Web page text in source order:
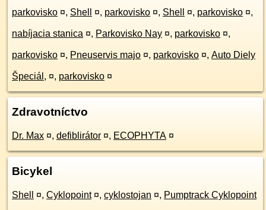
parkovisko ¤, Shell ¤, parkovisko ¤, Shell ¤, parkovisko ¤,
nabíjacia stanica ¤, Parkovisko Nay ¤, parkovisko ¤,
parkovisko ¤, Pneuservis majo ¤, parkovisko ¤, Auto Diely
Špeciál, ¤, parkovisko ¤
Zdravotníctvo
Dr. Max ¤, defiblirátor ¤, ECOPHYTA ¤
Bicykel
Shell ¤, Cyklopoint ¤, cyklostojan ¤, Pumptrack Cyklopoint